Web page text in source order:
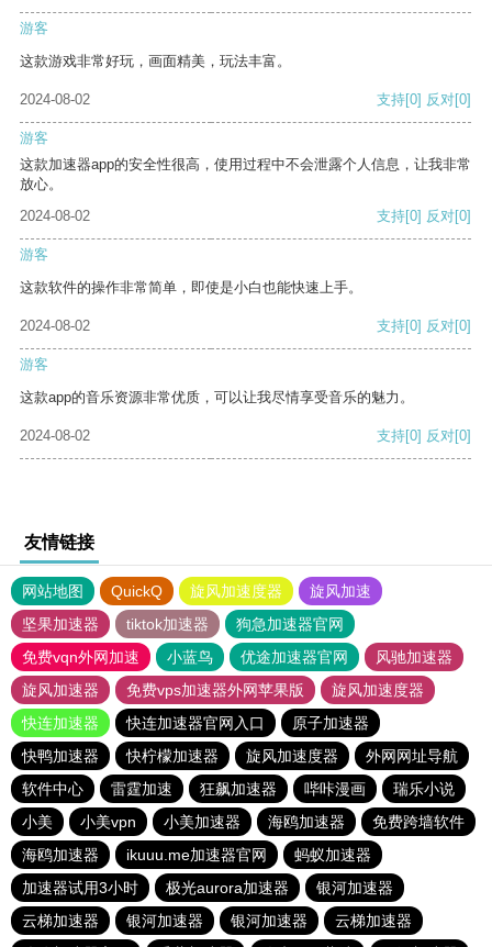
游客
这款游戏非常好玩，画面精美，玩法丰富。
2024-08-02 支持[0] 反对[0]
游客
这款加速器app的安全性很高，使用过程中不会泄露个人信息，让我非常
放心。
2024-08-02
支持[0] 反对[0]
游客
这款软件的操作非常简单，即使是小白也能快速上手。
2024-08-02 支持[0] 反对[0]
游客
这款app的音乐资源非常优质，可以让我尽情享受音乐的魅力。
2024-08-02 支持[0] 反对[0]
友情链接
网站地图 QuickQ 旋风加速度器
旋风加速
坚果加速器
tiktok加速器
狗急加速器官网
免费vqn外网加速
小蓝鸟 优途加速器官网
风驰加速器
旋风加速器
免费vps加速器外网苹果版
旋风加速度器
快连加速器
快连加速器官网入口
原子加速器
快鸭加速器
快柠檬加速器 旋风加速度器
外网网址导航
软件中心
雷霆加速 狂飙加速器 哔咔漫画
瑞乐小说
小美
小美vpn 小美加速器 海鸥加速器
免费跨墙软件
海鸥加速器
ikuuu.me加速器官网
蚂蚁加速器
加速器试用3小时
极光aurora加速器
银河加速器
云梯加速器
银河加速器 银河加速器
云梯加速器